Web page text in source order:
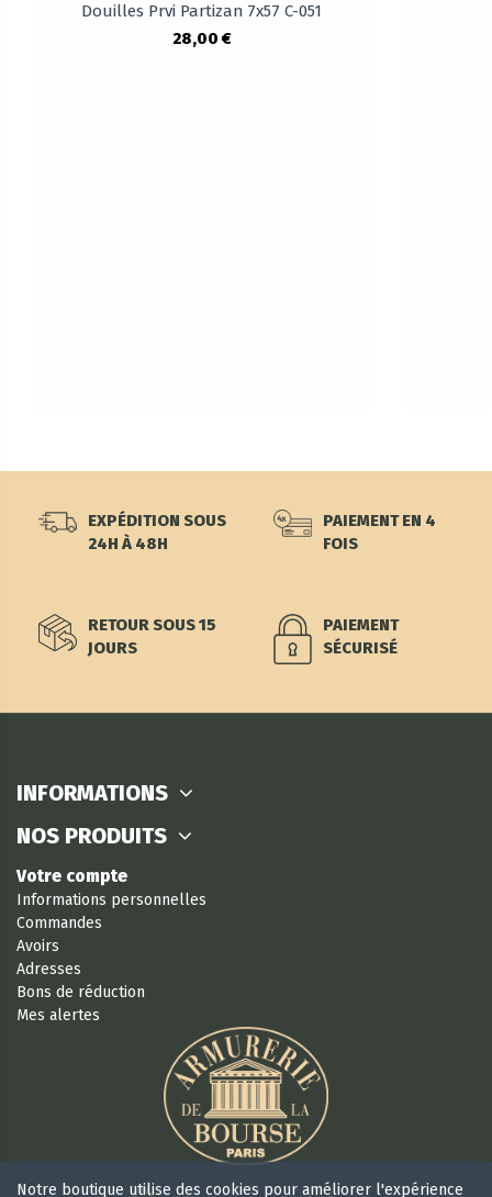
Douilles Prvi Partizan 7x57 C-051
28,00 €
EXPÉDITION SOUS
24H À 48H
PAIEMENT EN 4
FOIS
RETOUR SOUS 15
JOURS
PAIEMENT
SÉCURISÉ
INFORMATIONS
NOS PRODUITS
Votre compte
Informations personnelles
Commandes
Avoirs
Adresses
Bons de réduction
Mes alertes
Notre boutique utilise des cookies pour améliorer l'expérience